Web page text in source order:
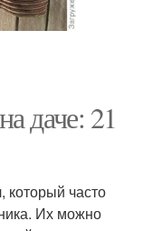
даче: 21
который часто
Их можно